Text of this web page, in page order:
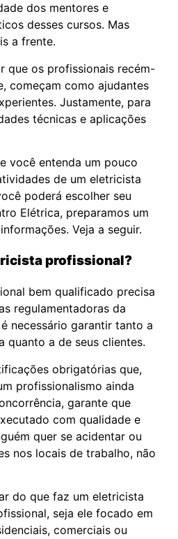
dos mentores e
desses cursos. Mas
a frente.
que os profissionais recém-
começam como ajudantes
Justamente, para
técnicas e aplicações
você entenda um pouco
de um eletricista
poderá escolher seu
Elétrica, preparamos um
Veja a seguir.
profissional?
bem qualificado precisa
regulamentadoras da
necessário garantir tanto a
quanto a de seus clientes.
obrigatórias que,
profissionalismo ainda
garante que
com qualidade e
quer se acidentar ou
nos locais de trabalho, não
do que faz um eletricista
seja ele focado em
comerciais ou